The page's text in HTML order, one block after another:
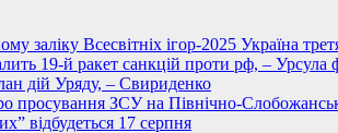
заліку Всесвітніх ігор-2025 Україна
19-й ракет санкцій проти рф, – Урсула
дій Уряду, – Свириденко
просування ЗСУ на Північно-
відбудеться 17 серпня